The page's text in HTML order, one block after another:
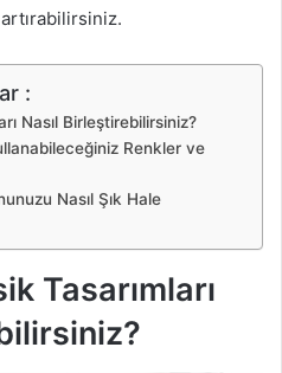
:
Nasıl Birleştirebilirsiniz?
Renkler ve
Nasıl Şık Hale
Tasarımları